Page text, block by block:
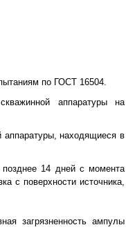
по ГОСТ 16504.
аппаратуры на
аппаратуры, находящиеся в
позднее 14 дней с момента
с поверхности источника,
загрязненность ампулы